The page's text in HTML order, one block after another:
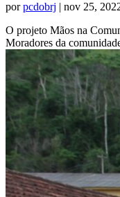
porpcdobrj | nov 25,
O projeto Mãos na
Moradores da